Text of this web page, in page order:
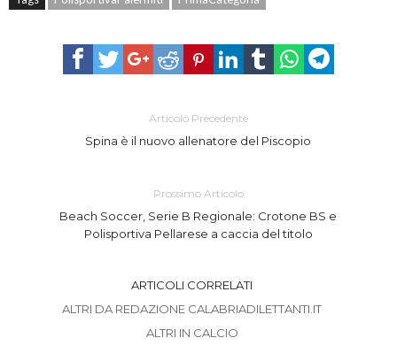
Articolo Precedente
Spina è il nuovo allenatore del Piscopio
Prossimo Articolo
Beach Soccer, Serie B Regionale: Crotone BS e
Polisportiva Pellarese a caccia del titolo
ARTICOLI CORRELATI
ALTRI DA REDAZIONE CALABRIADILETTANTI.IT
ALTRI IN CALCIO